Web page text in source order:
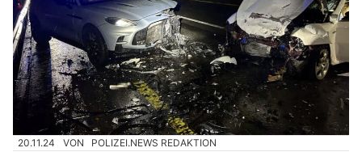
20.11.24 VON POLIZEI.NEWS REDAKTION